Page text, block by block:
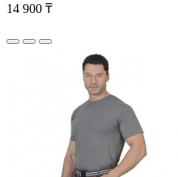
14 900 ₸